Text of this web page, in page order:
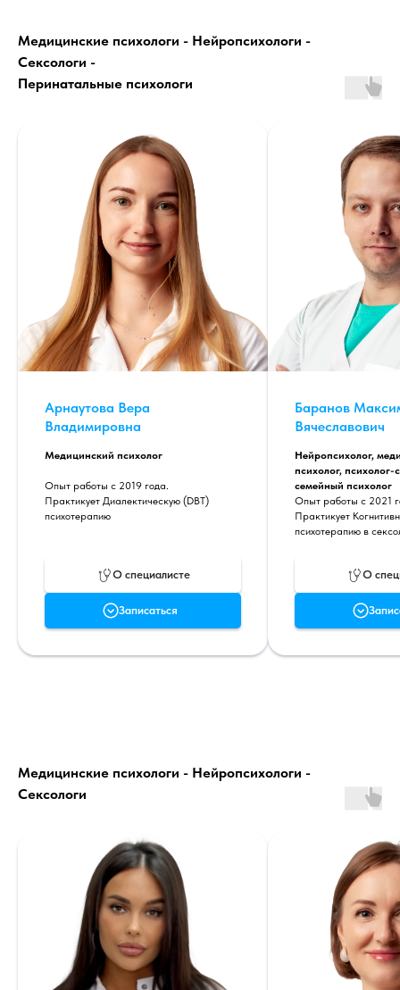
Медицинские психологи - Нейропсихологи -
Сексологи -
Перинатальные психологи
Арнаутова Вера
Владимировна
Медицинский психолог
Опыт работы с 2019 года.
Практикует Диалектическую (DBT)
психотерапию
О специалисте
Записаться
Баранов
Вячеславович
Нейропсихолог,
психолог, психолог-
семейный психолог
Опыт работы с 2021
Практикует
психотерапию в
О
Медицинские психологи - Нейропсихологи -
Сексологи